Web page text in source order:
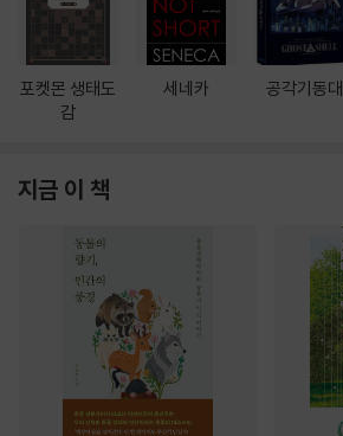
포켓몬 생태도
감
세네카 공각기동대
지금 이 책